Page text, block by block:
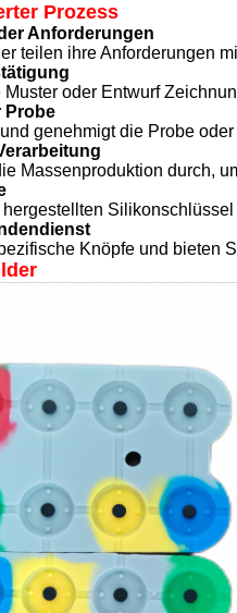
Prozess
Anforderungen
teilen ihre Anforderungen
oder Entwurf
Probe
genehmigt die Probe
Massenproduktion durch,
Knöpfe und bieten